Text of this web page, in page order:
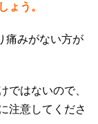
ょう。
痛みがない方が
ではないので、
注意してくださ